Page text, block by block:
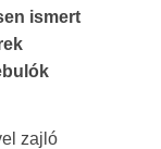
ismert
zajló